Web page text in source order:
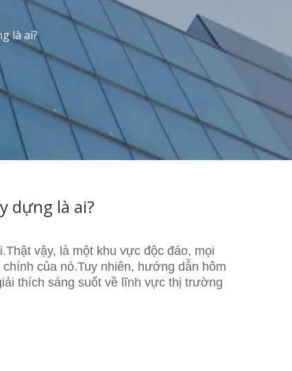
là ai?
dựng là ai?
vậy, là một khu vực độc đáo, mọi
của nó.Tuy nhiên, hướng dẫn hôm
thích sáng suốt về lĩnh vực thị trường